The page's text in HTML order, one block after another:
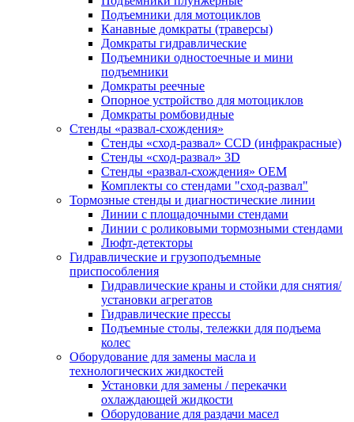
Подъемники для мотоциклов
Канавные домкраты (траверсы)
Домкраты гидравлические
Подъемники одностоечные и мини
подъемники
Домкраты реечные
Опорное устройство для мотоциклов
Домкраты ромбовидные
Стенды «развал-схождения»
Стенды «сход-развал» CCD (инфракрасные)
Стенды «сход-развал» 3D
Стенды «развал-схождения» ОЕМ
Комплекты со стендами "сход-развал"
Тормозные стенды и диагностические линии
Линии с площадочными стендами
Линии с роликовыми тормозными стендами
Люфт-детекторы
Гидравлические и грузоподъемные
приспособления
Гидравлические краны и стойки для снятия/
установки агрегатов
Гидравлические прессы
Подъемные столы, тележки для подъема
колес
Оборудование для замены масла и
технологических жидкостей
Установки для замены / перекачки
охлаждающей жидкости
Оборудование для раздачи масел